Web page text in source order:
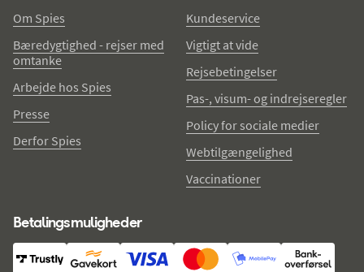
Om Spies
Bæredygtighed - rejser med
omtanke
Arbejde hos Spies
Presse
Derfor Spies
Kundeservice
Vigtigt at vide
Rejsebetingelser
Pas-, visum- og indrejseregler
Policy for sociale medier
Webtilgængelighed
Vaccinationer
Betalingsmuligheder